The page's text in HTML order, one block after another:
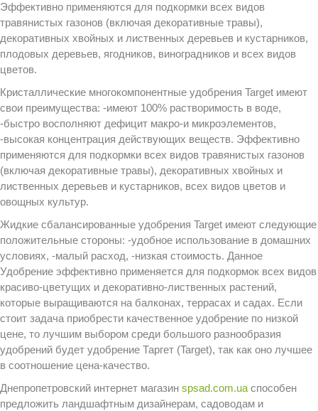
Эффективно применяются для подкормки всех видов
травянистых газонов (включая декоративные травы),
декоративных хвойных и лиственных деревьев и кустарников,
плодовых деревьев, ягодников, виноградников и всех видов
цветов.
Кристаллические многокомпонентные удобрения Target имеют
свои преимущества: -имеют 100% растворимость в воде,
-быстро восполняют дефицит макро-и микроэлементов,
-высокая концентрация действующих веществ. Эффективно
применяются для подкормки всех видов травянистых газонов
(включая декоративные травы), декоративных хвойных и
лиственных деревьев и кустарников, всех видов цветов и
овощных культур.
Жидкие сбалансированные удобрения Target имеют следующие
положительные стороны: -удобное использование в домашних
условиях, -малый расход, -низкая стоимость. Данное
Удобрение эффективно применяется для подкормок всех видов
красиво-цветущих и декоративно-лиственных растений,
которые выращиваются на балконах, террасах и садах. Если
стоит задача приобрести качественное удобрение по низкой
цене, то лучшим выбором среди большого разнообразия
удобрений будет удобрение Таргет (Target), так как оно лучшее
в соотношение цена-качество.
Днепропетровский интернет магазин spsad.com.ua способен
предложить ландшафтным дизайнерам, садоводам и